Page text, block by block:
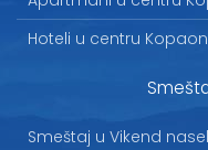
Hoteli u centru
Smeštaj u Vikend